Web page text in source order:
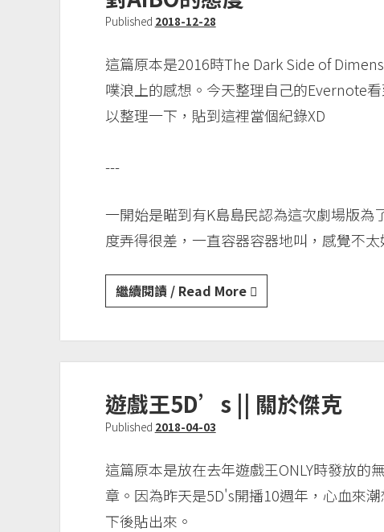
Published 2018-12-28
這篇原本是2016時The Dark Side of
噗浪上的感想。今天整理自己的Evernote
以整理一下，貼到這裡當個紀錄XD
---
一開始是瞄到有K島島民認為這次劇場版為
度弄得很差，一直容器容器地叫，感覺不
繼續閱讀 / Read More遊
戲
於
The
Side
of
Dimensions
遊戲王5D’s || 關於傑克
Published 2018-04-03
這篇原本是放在去年遊戲王ONLY時發放的
章。因為昨天是5D's開播10週年，心血來
下後貼出來。